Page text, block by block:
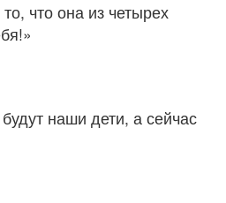
что она из четырех
наши дети, а сейчас